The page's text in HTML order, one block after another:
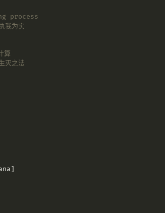
process
我为实
算
灭之法